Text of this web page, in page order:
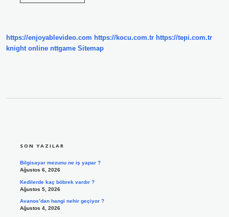
https://enjoyablevideo.com https://kocu.com.tr https://tepi.com.tr
knight online nttgame Sitemap
SON YAZILAR
Bilgisayar mezunu ne iş yapar ?
Ağustos 6, 2026
Kedilerde kaç böbrek vardır ?
Ağustos 5, 2026
Avanos’dan hangi nehir geçiyor ?
Ağustos 4, 2026